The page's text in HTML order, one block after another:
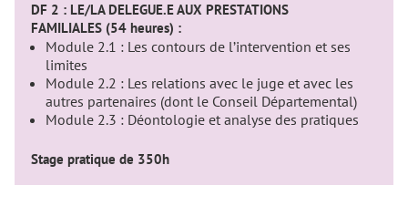
DF 2 : LE/LA DELEGUE.E AUX PRESTATIONS
FAMILIALES (54 heures) :
Module 2.1 : Les contours de l’intervention et ses
limites
Module 2.2 : Les relations avec le juge et avec les
autres partenaires (dont le Conseil Départemental)
Module 2.3 : Déontologie et analyse des pratiques
Stage pratique de 350h